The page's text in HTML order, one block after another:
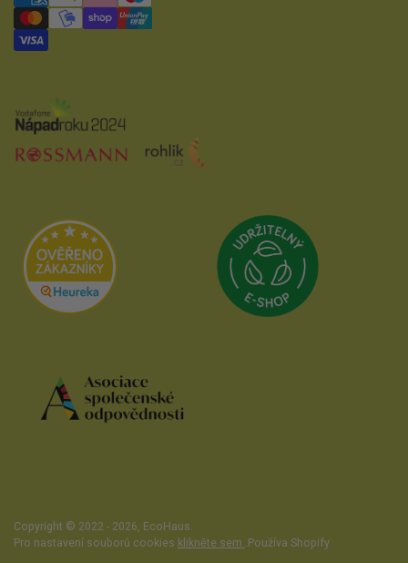
Copyright © 2022 - 2026, EcoHaus.
Pro nastavení souborů cookies klikněte sem . Používa Shopify